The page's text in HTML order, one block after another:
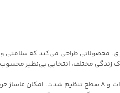
زندگی مختلف، انتخابی بی‌نظیر
این ماساژور با موتور قدرتمند 30 وات